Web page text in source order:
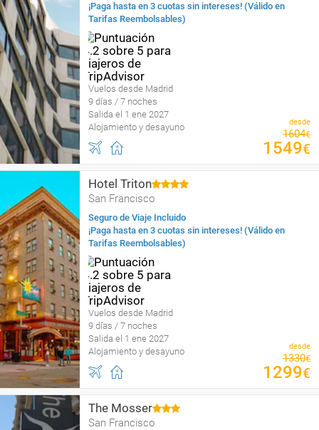
¡Paga hasta en 3 cuotas sin intereses! (Válido en
Tarifas Reembolsables)
Vuelos desde Madrid
9 días / 7 noches
Salida el 1 ene 2027
Alojamiento y desayuno
desde
1604€
1549€
Hotel Triton
San Francisco
Seguro de Viaje Incluido
¡Paga hasta en 3 cuotas sin intereses! (Válido en
Tarifas Reembolsables)
Vuelos desde Madrid
9 días / 7 noches
Salida el 1 ene 2027
Alojamiento y desayuno
desde
1330€
1299€
The Mosser
San Francisco